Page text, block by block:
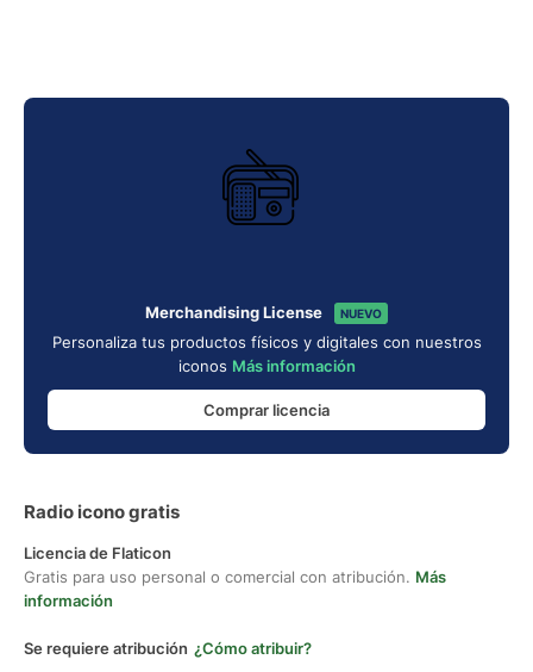
Merchandising License NUEVO
Personaliza tus productos físicos y digitales con nuestros
iconos Más información
Comprar licencia
Radio icono gratis
Licencia de Flaticon
Gratis para uso personal o comercial con atribución. Más
información
Se requiere atribución ¿Cómo atribuir?